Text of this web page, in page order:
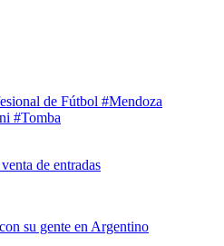
de Fútbol #Mendoza
#Tomba
de entradas
su gente en Argentino